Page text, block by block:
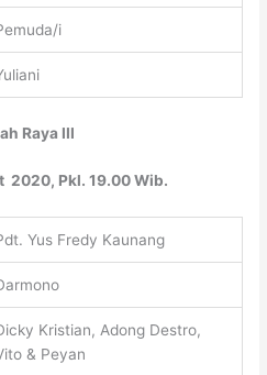
i
Raya III
2020, Pkl. 19.00 Wib.
Yus Fredy Kaunang
Kristian, Adong Destro,
& Peyan